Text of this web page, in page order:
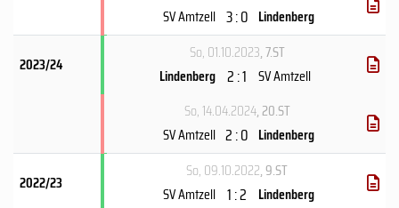
SV Amtzell 3 : 0 Lindenberg
2023/24
So, 01.10.2023, 7.ST
Lindenberg 2 : 1 SV Amtzell
So, 14.04.2024, 20.ST
SV Amtzell 2 : 0 Lindenberg
2022/23
So, 09.10.2022, 9.ST
SV Amtzell 1 : 2 Lindenberg